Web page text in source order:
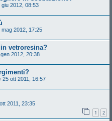
giu 2012, 08:53
mag 2012, 17:25
vetroresina?
2012, 20:38
25 ott 2011, 16:57
2011, 23:35
1 2